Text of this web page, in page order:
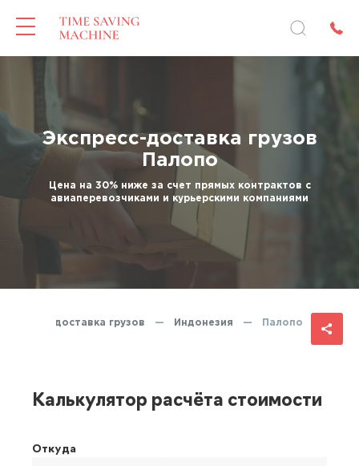
Экспресс-доставка грузов
Палопо
Цена на 30% ниже за счет прямых контрактов с
авиаперевозчиками и курьерскими компаниями
Экспресс-доставка грузов — Индонезия — Палопо
Калькулятор расчёта стоимости
Откуда